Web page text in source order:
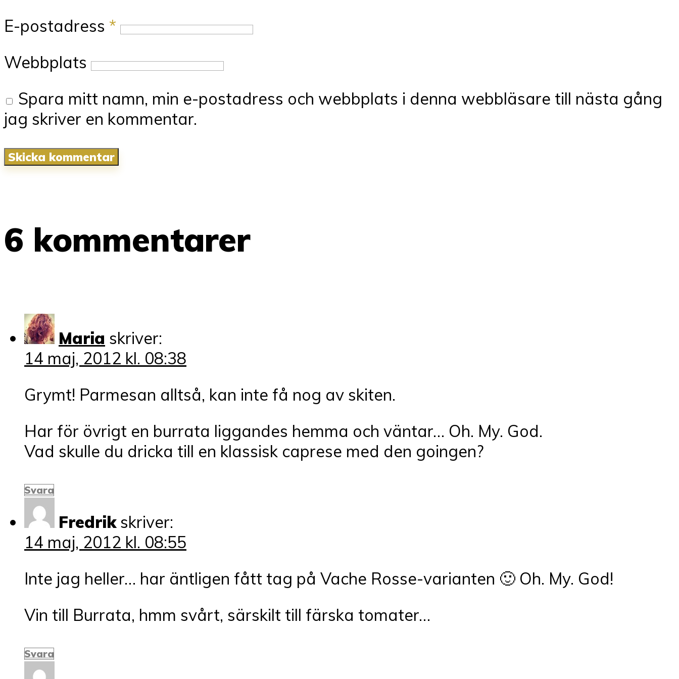
E-postadress *
Webbplats
Spara mitt namn, min e-postadress och webbplats i denna webbläsare till nästa gång
jag skriver en kommentar.
6 kommentarer
Maria skriver:
14 maj, 2012 kl. 08:38
Grymt! Parmesan alltså, kan inte få nog av skiten.
Har för övrigt en burrata liggandes hemma och väntar… Oh. My. God.
Vad skulle du dricka till en klassisk caprese med den goingen?
Svara
Fredrik skriver:
14 maj, 2012 kl. 08:55
Inte jag heller… har äntligen fått tag på Vache Rosse-varianten 🙂 Oh. My. God!
Vin till Burrata, hmm svårt, särskilt till färska tomater…
Svara